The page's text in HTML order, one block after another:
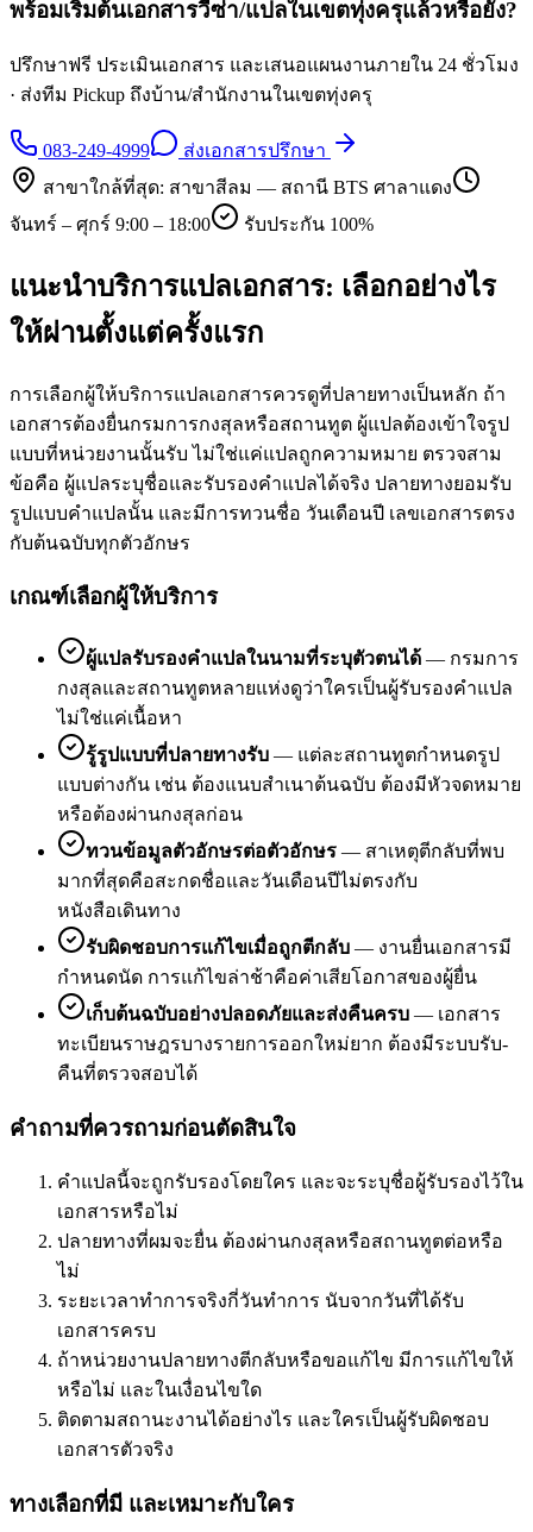
พร้อมเริ่มต้นเอกสารวีซ่า/แปลในเขตทุ่งครุแล้วหรือยัง?
ปรึกษาฟรี ประเมินเอกสาร และเสนอแผนงานภายใน 24 ชั่วโมง
· ส่งทีม Pickup ถึงบ้าน/สำนักงานในเขตทุ่งครุ
083-249-4999
ส่งเอกสารปรึกษา
สาขาใกล้ที่สุด: สาขาสีลม — สถานี BTS ศาลาแดง
จันทร์ – ศุกร์ 9:00 – 18:00
รับประกัน 100%
แนะนำบริการแปลเอกสาร: เลือกอย่างไร
ให้ผ่านตั้งแต่ครั้งแรก
การเลือกผู้ให้บริการแปลเอกสารควรดูที่ปลายทางเป็นหลัก ถ้า
เอกสารต้องยื่นกรมการกงสุลหรือสถานทูต ผู้แปลต้องเข้าใจรูป
แบบที่หน่วยงานนั้นรับ ไม่ใช่แค่แปลถูกความหมาย ตรวจสาม
ข้อคือ ผู้แปลระบุชื่อและรับรองคำแปลได้จริง ปลายทางยอมรับ
รูปแบบคำแปลนั้น และมีการทวนชื่อ วันเดือนปี เลขเอกสารตรง
กับต้นฉบับทุกตัวอักษร
เกณฑ์เลือกผู้ให้บริการ
ผู้แปลรับรองคำแปลในนามที่ระบุตัวตนได้ — กรมการ
กงสุลและสถานทูตหลายแห่งดูว่าใครเป็นผู้รับรองคำแปล
ไม่ใช่แค่เนื้อหา
รู้รูปแบบที่ปลายทางรับ — แต่ละสถานทูตกำหนดรูป
แบบต่างกัน เช่น ต้องแนบสำเนาต้นฉบับ ต้องมีหัวจดหมาย
หรือต้องผ่านกงสุลก่อน
ทวนข้อมูลตัวอักษรต่อตัวอักษร — สาเหตุตีกลับที่พบ
มากที่สุดคือสะกดชื่อและวันเดือนปีไม่ตรงกับ
หนังสือเดินทาง
รับผิดชอบการแก้ไขเมื่อถูกตีกลับ — งานยื่นเอกสารมี
กำหนดนัด การแก้ไขล่าช้าคือค่าเสียโอกาสของผู้ยื่น
เก็บต้นฉบับอย่างปลอดภัยและส่งคืนครบ — เอกสาร
ทะเบียนราษฎรบางรายการออกใหม่ยาก ต้องมีระบบรับ-
คืนที่ตรวจสอบได้
คำถามที่ควรถามก่อนตัดสินใจ
คำแปลนี้จะถูกรับรองโดยใคร และจะระบุชื่อผู้รับรองไว้ใน
เอกสารหรือไม่
ปลายทางที่ผมจะยื่น ต้องผ่านกงสุลหรือสถานทูตต่อหรือ
ไม่
ระยะเวลาทำการจริงกี่วันทำการ นับจากวันที่ได้รับ
เอกสารครบ
ถ้าหน่วยงานปลายทางตีกลับหรือขอแก้ไข มีการแก้ไขให้
หรือไม่ และในเงื่อนไขใด
ติดตามสถานะงานได้อย่างไร และใครเป็นผู้รับผิดชอบ
เอกสารตัวจริง
ทางเลือกที่มี และเหมาะกับใคร